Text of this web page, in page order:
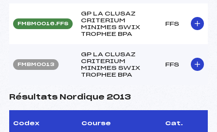
FMBM0016.FFS
GP LA CLUSAZ
CRITERIUM
MINIMES SWIX
TROPHEE BPA
FFS
FMBM0013
GP LA CLUSAZ
CRITERIUM
MINIMES SWIX
TROPHEE BPA
FFS
Résultats Nordique 2013
Codex Course Cat.